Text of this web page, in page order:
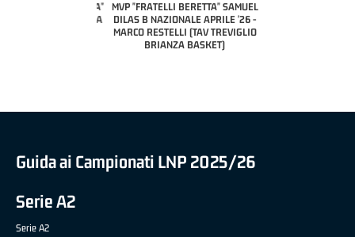
MVP "FRATELLI BERETTA" SAMUEL
DILAS B NAZIONALE APRILE '26 -
MARCO RESTELLI (TAV TREVIGLIO
BRIANZA BASKET)
Guida ai Campionati LNP 2025/26
Serie A2
Serie A2